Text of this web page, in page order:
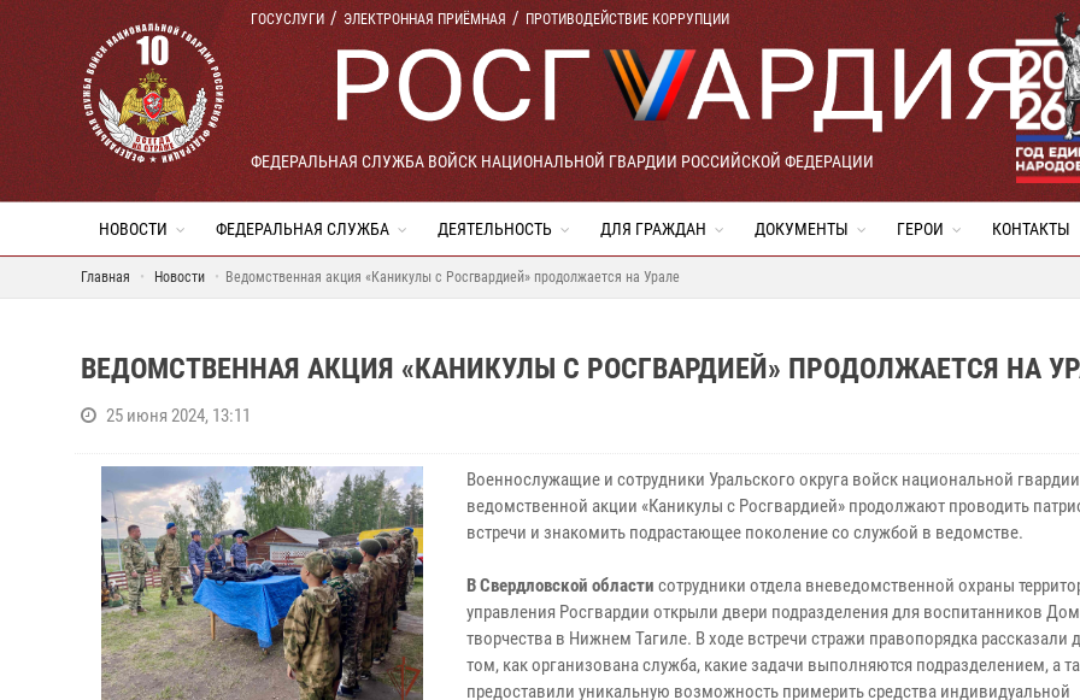
ГОСУСЛУГИ ЭЛЕКТРОННАЯ ПРИЁМНАЯ ПРОТИВОДЕЙСТВИЕ КОРРУПЦИИ
ФЕДЕРАЛЬНАЯ СЛУЖБА ВОЙСК НАЦИОНАЛЬНОЙ ГВАРДИИ РОССИЙСКОЙ ФЕДЕРАЦИИ
НОВОСТИ ФЕДЕРАЛЬНАЯ СЛУЖБА ДЕЯТЕЛЬНОСТЬ ДЛЯ ГРАЖДАН ДОКУМЕНТЫ ГЕРОИ КОНТАКТЫ
Главная Новости Ведомственная акция «Каникулы с Росгвардией» продолжается на Урале
ВЕДОМСТВЕННАЯ АКЦИЯ «КАНИКУЛЫ С РОСГВАРДИЕЙ» ПРОДОЛЖАЕТСЯ НА
25 июня 2024, 13:11
Военнослужащие и сотрудники Уральского округа войск национальной
ведомственной акции «Каникулы с Росгвардией» продолжают проводить
встречи и знакомить подрастающее поколение со службой в ведомстве.
В Свердловской области сотрудники отдела вневедомственной охраны
управления Росгвардии открыли двери подразделения для воспитанников
творчества в Нижнем Тагиле. В ходе встречи стражи правопорядка рассказали
том, как организована служба, какие задачи выполняются подразделением, а
предоставили уникальную возможность примерить средства индивидуальной